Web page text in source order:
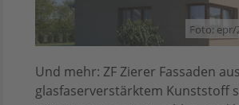
Foto: epr/
Und mehr: ZF Zierer Fassaden aus
glasfaserverstärktem Kunststoff